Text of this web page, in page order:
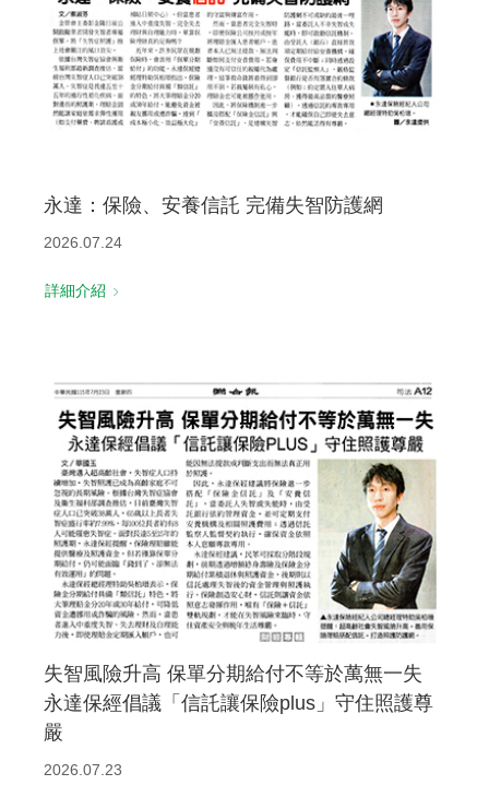
永達：保險、安養信託 完備失智防護網
2026.07.24
詳細介紹
失智風險升高 保單分期給付不等於萬無一失
永達保經倡議「信託讓保險plus」守住照護尊
嚴
2026.07.23